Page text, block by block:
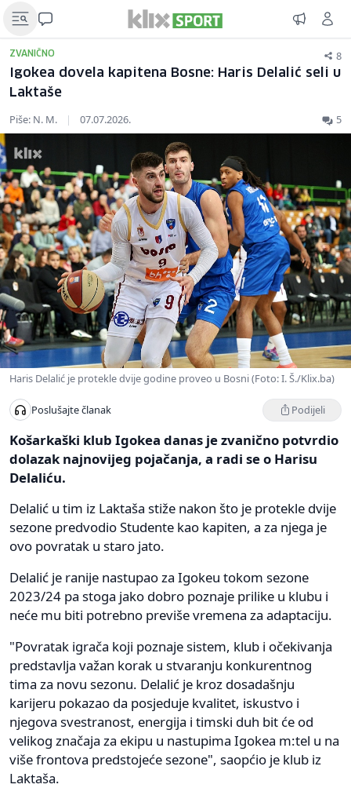
ZVANIČNO 8
Igokea dovela kapitena Bosne: Haris Delalić seli u
Laktaše
Piše: N. M. | 07.07.2026. 5
Haris Delalić je protekle dvije godine proveo u Bosni (Foto: I. Š./Klix.ba)
Poslušajte članak Podijeli
Košarkaški klub Igokea danas je zvanično potvrdio
dolazak najnovijeg pojačanja, a radi se o Harisu
Delaliću.
Delalić u tim iz Laktaša stiže nakon što je protekle dvije
sezone predvodio Studente kao kapiten, a za njega je
ovo povratak u staro jato.
Delalić je ranije nastupao za Igokeu tokom sezone
2023/24 pa stoga jako dobro poznaje prilike u klubu i
neće mu biti potrebno previše vremena za adaptaciju.
"Povratak igrača koji poznaje sistem, klub i očekivanja
predstavlja važan korak u stvaranju konkurentnog
tima za novu sezonu. Delalić je kroz dosadašnju
karijeru pokazao da posjeduje kvalitet, iskustvo i
njegova svestranost, energija i timski duh bit će od
velikog značaja za ekipu u nastupima Igokea m:tel u na
više frontova predstojeće sezone", saopćio je klub iz
Laktaša.